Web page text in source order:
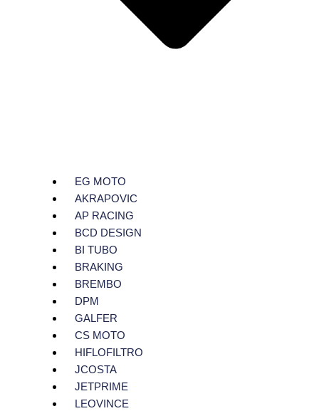
EG MOTO
AKRAPOVIC
AP RACING
BCD DESIGN
BI TUBO
BRAKING
BREMBO
DPM
GALFER
CS MOTO
HIFLOFILTRO
JCOSTA
JETPRIME
LEOVINCE